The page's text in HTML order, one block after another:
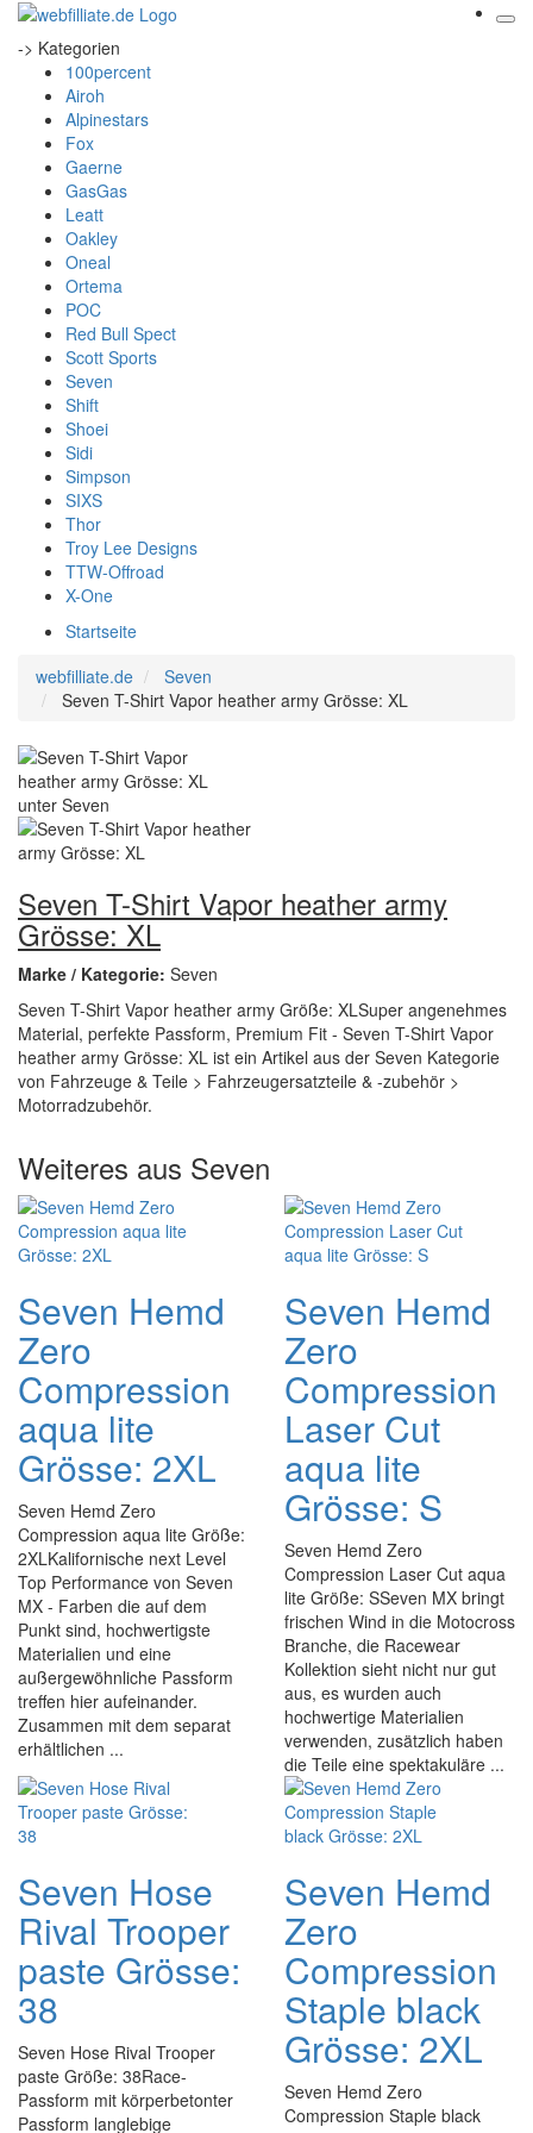
-> Kategorien
100percent
Airoh
Alpinestars
Fox
Gaerne
GasGas
Leatt
Oakley
Oneal
Ortema
POC
Red Bull Spect
Scott Sports
Seven
Shift
Shoei
Sidi
Simpson
SIXS
Thor
Troy Lee Designs
TTW-Offroad
X-One
Startseite
webfilliate.de
Seven
Seven T-Shirt Vapor heather army Grösse: XL
Seven T-Shirt Vapor heather army
Grösse: XL
Marke / Kategorie: Seven
Seven T-Shirt Vapor heather army Größe: XLSuper angenehmes
Material, perfekte Passform, Premium Fit - Seven T-Shirt Vapor
heather army Grösse: XL ist ein Artikel aus der Seven Kategorie
von Fahrzeuge & Teile > Fahrzeugersatzteile & -zubehör >
Motorradzubehör.
Weiteres aus Seven
Seven Hemd
Zero
Compression
aqua lite
Grösse: 2XL
Seven Hemd Zero
Compression aqua lite Größe:
2XLKalifornische next Level
Top Performance von Seven
MX - Farben die auf dem
Punkt sind, hochwertigste
Materialien und eine
außergewöhnliche Passform
treffen hier aufeinander.
Zusammen mit dem separat
erhältlichen ...
Seven Hemd
Zero
Compression
Laser Cut
aqua lite
Grösse: S
Seven Hemd Zero
Compression Laser Cut aqua
lite Größe: SSeven MX bringt
frischen Wind in die Motocross
Branche, die Racewear
Kollektion sieht nicht nur gut
aus, es wurden auch
hochwertige Materialien
verwenden, zusätzlich haben
die Teile eine spektakuläre ...
Seven Hose
Rival Trooper
paste Grösse:
38
Seven Hose Rival Trooper
paste Größe: 38Race-
Passform mit körperbetonter
Passform langlebige
Seven Hemd
Zero
Compression
Staple black
Grösse: 2XL
Seven Hemd Zero
Compression Staple black